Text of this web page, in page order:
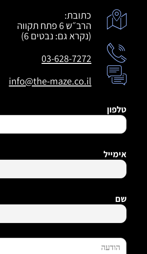
כתובת:
הרב״ש 6 פתח תקווה
(נקרא גם: נבטים 6)
03-628-7272
info@the-maze.co.il
טלפון
אימייל
שם